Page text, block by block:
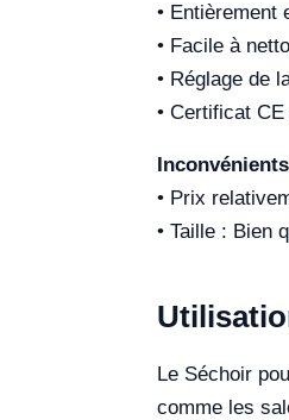
• Entièrement
• Facile à
• Réglage de
• Certificat
• Prix
• Taille : Bien
Le Séchoir
comme les